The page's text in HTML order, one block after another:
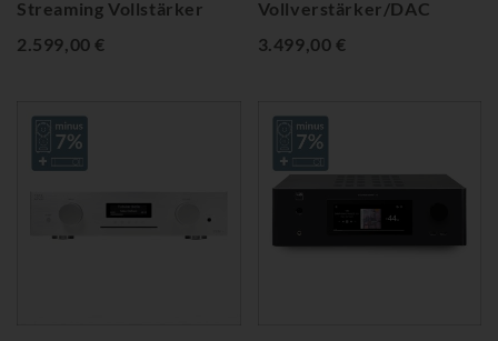
Streaming Vollstärker
2.599,00 €
Vollverstärker/DAC
3.499,00 €